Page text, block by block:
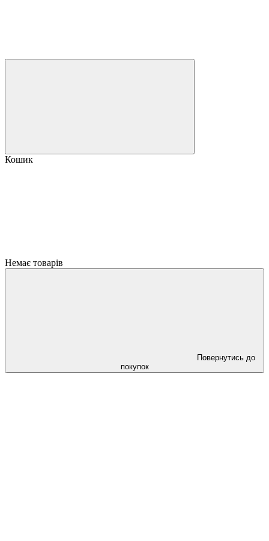
Кошик
Немає товарів
Повернутись до
покупок